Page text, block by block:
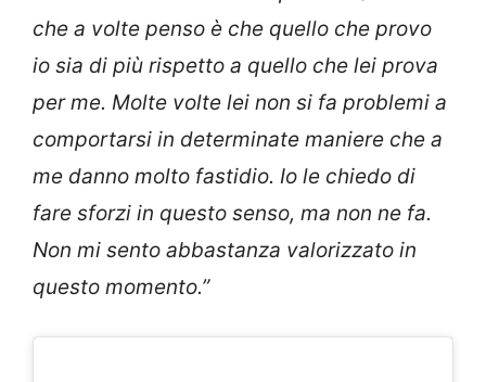
che a volte penso è che quello che provo
io sia di più rispetto a quello che lei prova
per me. Molte volte lei non si fa problemi a
comportarsi in determinate maniere che a
me danno molto fastidio. Io le chiedo di
fare sforzi in questo senso, ma non ne fa.
Non mi sento abbastanza valorizzato in
questo momento.”